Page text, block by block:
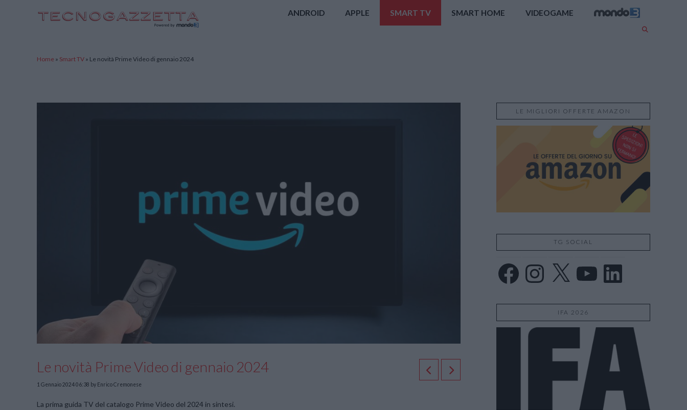
ANDROID APPLE SMART TV SMART HOME VIDEOGAME
Home » Smart TV » Le novità Prime Video di gennaio 2024
Le novità Prime Video di gennaio 2024
1 Gennaio 2024 06:38 by Enrico Cremonese
La prima guida TV del catalogo Prime Video del 2024 in sintesi.
LE MIGLIORI OFFERTE AMAZON
TG SOCIAL
Facebook Instagram YouTube LinkedIn
IFA 2026